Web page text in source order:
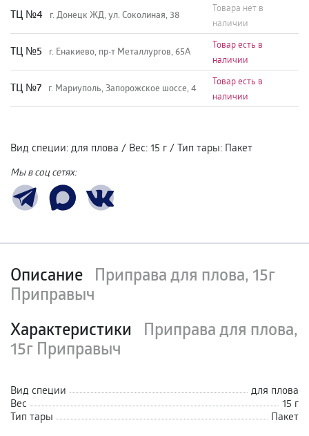
TЦ №4 г. Донецк ЖД, ул. Соколиная, 38
Товара нет в
наличии
TЦ №5 г. Енакиево, пр-т Металлургов, 65А
Товар есть в
наличии
ТЦ №7 г. Мариуполь, Запорожское шоссе, 4
Товар есть в
наличии
Вид специи: для плова / Вес: 15 г / Тип тары: Пакет
Мы в соц сетях:
Описание Приправа для плова, 15г
Приправыч
Характеристики
Приправа для плова,
15г Приправыч
Вид специи
для плова
Вес
15 г
Тип тары
Пакет